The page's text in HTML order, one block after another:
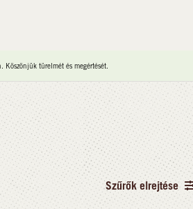
türelmét és megértését.
Szűrők elrejtése